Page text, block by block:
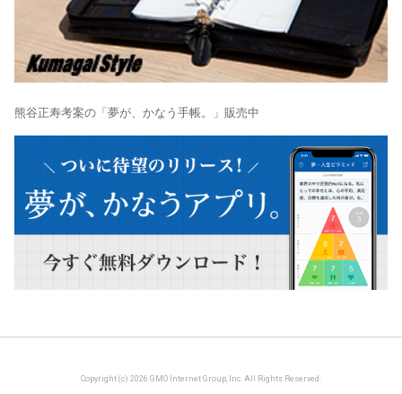
熊谷正寿考案の「夢が、かなう手帳。」販売中
Copyright (c) 2026 GMO Internet Group, Inc. All Rights Reserved.